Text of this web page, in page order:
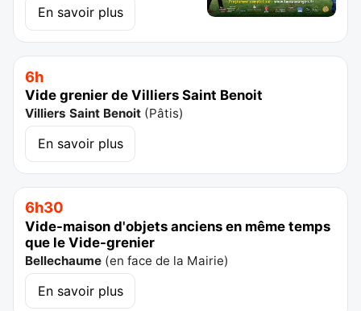
En savoir plus
6h
Vide grenier de Villiers Saint Benoit
Villiers Saint Benoit (Pâtis)
En savoir plus
6h30
Vide-maison d'objets anciens en même temps
que le Vide-grenier
Bellechaume (en face de la Mairie)
En savoir plus